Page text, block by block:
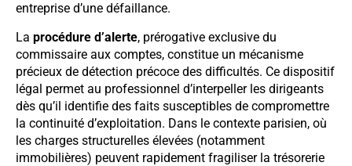
entreprise d’une défaillance.
La procédure d’alerte, prérogative exclusive du
commissaire aux comptes, constitue un mécanisme
précieux de détection précoce des difficultés. Ce dispositif
légal permet au professionnel d’interpeller les dirigeants
dès qu’il identifie des faits susceptibles de compromettre
la continuité d’exploitation. Dans le contexte parisien, où
les charges structurelles élevées (notamment
immobilières) peuvent rapidement fragiliser la trésorerie